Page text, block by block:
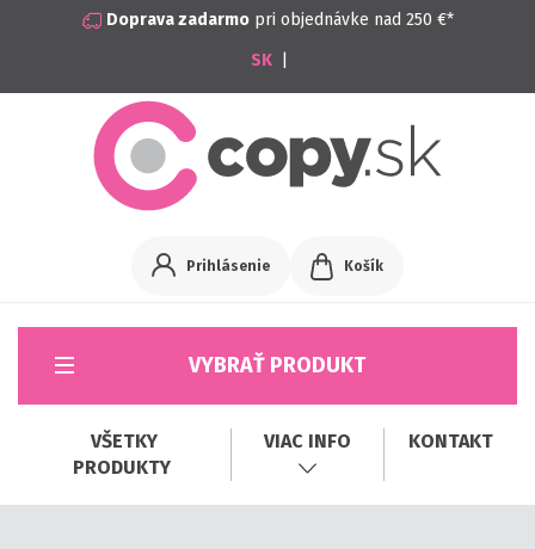
Doprava zadarmopri objednávke nad 250 €*
Prihlásenie Košík
VYBRAŤ PRODUKT
VŠETKY
PRODUKTY
VIAC INFO KONTAKT